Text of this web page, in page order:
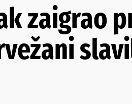
zaigrao